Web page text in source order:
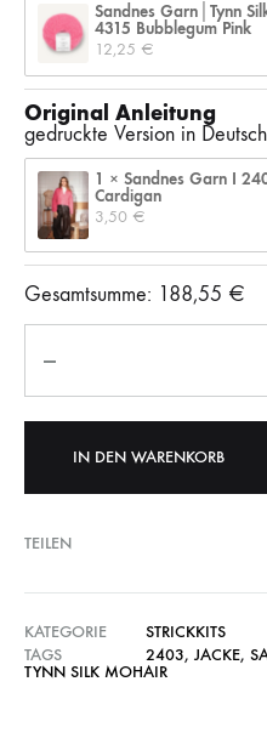
Sandnes Garn│Tynn
4315 Bubblegum Pink
12,25 €
Original Anleitung
gedruckte Version in Deutsch
1 × Sandnes Garn I
Cardigan
3,50 €
Gesamtsumme: 188,55 €
IN DEN WARENKORB
TEILEN
KATEGORIE
STRICKKITS
TAGS
2403, JACKE,
TYNN SILK MOHAIR